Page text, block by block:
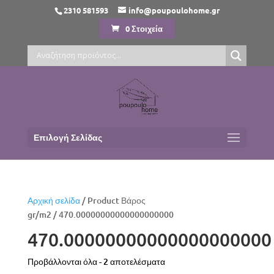
2310 581593
info@poupoulohome.gr
0 Στοιχεία
Επιλογή Σελίδας
Αρχική σελίδα/ Product Βάρος
gr/m2 / 470.00000000000000000000
470.00000000000000000000
Προβάλλονται όλα - 2 αποτελέσματαSorted